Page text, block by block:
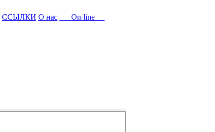
ССЫЛКИ О нас
On-line